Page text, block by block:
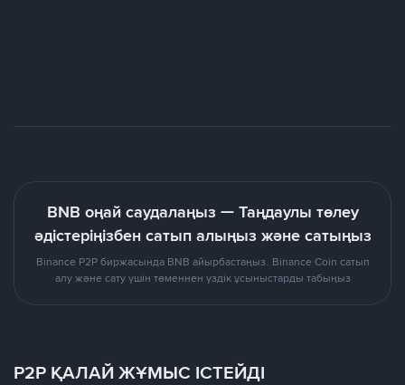
BNB оңай саудалаңыз — Таңдаулы төлеу
әдістеріңізбен сатып алыңыз және сатыңыз
Binance P2P биржасында BNB айырбастаңыз. Binance Coin сатып
алу және сату үшін төменнен үздік ұсыныстарды табыңыз
P2P ҚАЛАЙ ЖҰМЫС ІСТЕЙДІ